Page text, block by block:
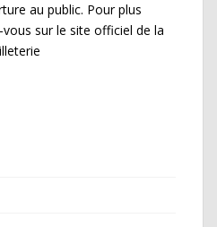
au public. Pour plus
sur le site officiel de la